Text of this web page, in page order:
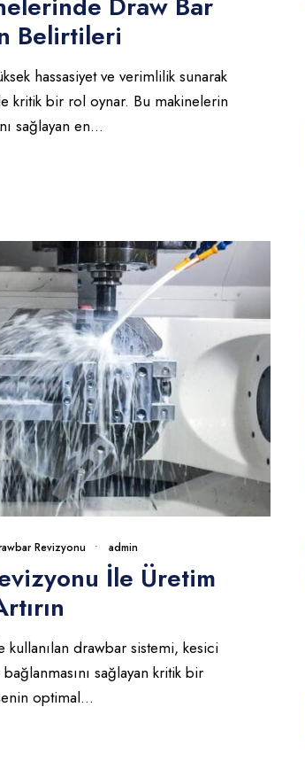
Belirtileri
hassasiyet ve verimlilik sunarak
kritik bir rol oynar. Bu makinelerin
sağlayan en...
Revizyonu • admin
İle Üretim
drawbar sistemi, kesici
bağlanmasını sağlayan kritik bir
optimal...